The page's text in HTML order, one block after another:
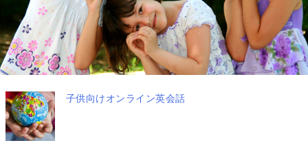
子供向けオンライン英会話